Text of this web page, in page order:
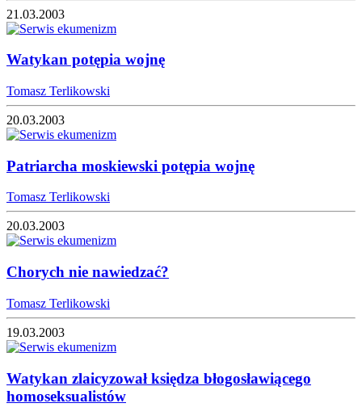
21.03.2003
Watykan potępia wojnę
Tomasz Terlikowski
20.03.2003
Patriarcha moskiewski potępia wojnę
Tomasz Terlikowski
20.03.2003
Chorych nie nawiedzać?
Tomasz Terlikowski
19.03.2003
Watykan zlaicyzował księdza błogosławiącego
homoseksualistów